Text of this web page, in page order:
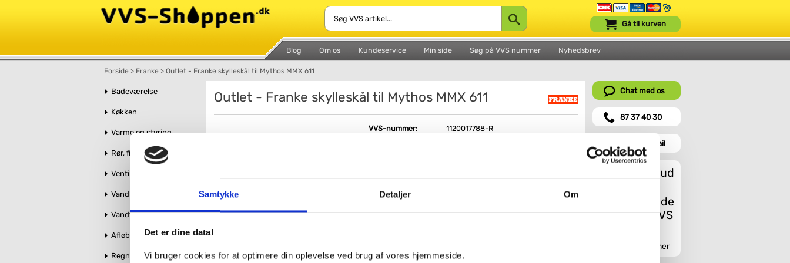
Samtykke Detaljer Om
Det er dine data!
Vi bruger cookies for at optimere din oplevelse ved brug af vores hjemmeside.
Blog Om os Kundeservice Min side Søg på VVS nummer Nyhedsbrev
Gå til kurven
Forside > Franke > Outlet - Franke skylleskål til Mythos MMX 611
Badeværelse
Køkken
Varme og styring
Rør, fittings og tilbehør
Ventiler og stophaner
Vandbehandling
Vandforsyning
Afløb og kloak
Regnvandshåndtering
Outlet - Franke skylleskål til Mythos MMX 611
VVS-nummer:
1120017788-R
Skylleskål til Mythos i rustfri stål
Chat med os
87 37 40 30
Send en mail
Et godt tilbud
Indhent tilbud her